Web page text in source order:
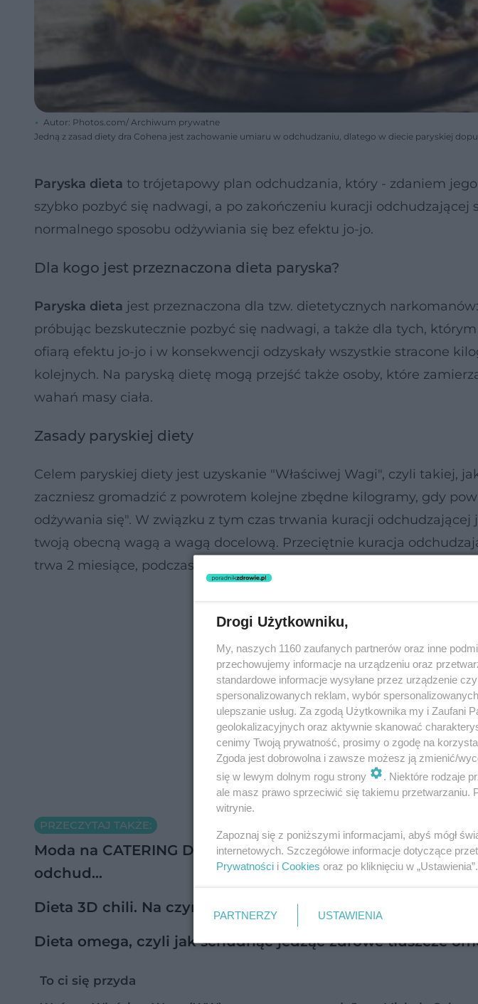
Autor: Photos.com/ Archiwum prywatne
Jedną z zasad diety dra Cohena jest zachowanie umiaru w odchudzaniu, dlatego w diecie paryskiej
Paryska dieta to trójetapowy plan odchudzania, który - zdaniem
szybko pozbyć się nadwagi, a po zakończeniu kuracji odchudzającej
normalnego sposobu odżywiania się bez efektu jo-jo.
Dla kogo jest przeznaczona dieta paryska?
Paryska dieta jest przeznaczona dla tzw. dietetycznych
próbując bezskutecznie pozbyć się nadwagi, a także dla tych, którym
ofiarą efektu jo-jo i w konsekwencji odzyskały wszystkie stracone
kolejnych. Na paryską dietę mogą przejść także osoby, które
wahań masy ciała.
Zasady paryskiej diety
Celem paryskiej diety jest uzyskanie "Właściwej Wagi", czyli takiej,
zaczniesz gromadzić z powrotem kolejne zbędne kilogramy, gdy
odżywania się". W związku z tym czas trwania kuracji
twoją obecną wagą a wagą docelową. Przeciętnie kuracja
trwa 2 miesiące, podczas których przechodzisz przez trzy fazy
PRZECZYTAJ TAKŻE:
Moda na CATERING DIETETYCZNY. Czy gotowe zestawy
odchud…
Dieta 3D chili. Na czym polega dieta 3D chili? Dlaczego
Dieta omega, czyli jak schudnąć jedząc zdrowe tłuszcze
To ci się przyda
Drogi Użytkowniku,
My, naszych 1160 zaufanych partnerów oraz inne
przechowujemy informacje na urządzeniu oraz
standardowe informacje wysyłane przez urządzenie
spersonalizowanych reklam, wybór
ulepszanie usług. Za zgodą Użytkownika my i Zaufani
geolokalizacyjnych oraz aktywnie skanować
cenimy Twoją prywatność, prosimy o zgodę na
Zgoda jest dobrowolna i zawsze możesz ją zmienić/
się w lewym dolnym rogu strony
. Niektóre rodzaje
ale masz prawo sprzeciwić się takiemu przetwarzaniu.
witrynie.
Zapoznaj się z poniższymi informacjami, abyś mógł
internetowych. Szczegółowe informacje dotyczące
Prywatności i Cookies oraz po kliknięciu w „Ustawienia”.
PARTNERZY USTAWIENIA